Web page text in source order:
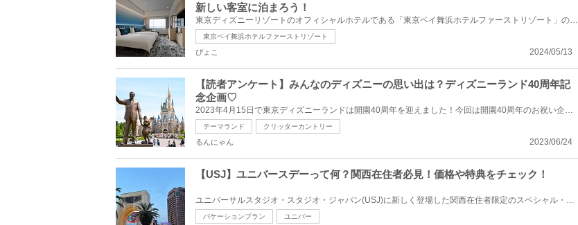
新しい客室に泊まろう！
東京ディズニーリゾートのオフィシャルホテルである「東京ベイ舞浜ホテルファーストリゾート」の一部の...
東京ベイ舞浜ホテルファーストリゾート
2024/05/13
ぴょこ
【読者アンケート】みんなのディズニーの思い出は？ディズニーランド40周年記
念企画♡
2023年4月15日で東京ディズニーランドは開園40周年を迎えました！今回は開園40周年のお祝い企画として、...
テーマランド クリッターカントリー
2023/06/24
るんにゃん
【USJ】ユニバースデーって何？関西在住者必見！価格や特典をチェック！
ユニバーサルスタジオ・スタジオ・ジャパン(USJ)に新しく登場した関西在住者限定のスペシャル・パッケー...
バケーションプラン ユニバー